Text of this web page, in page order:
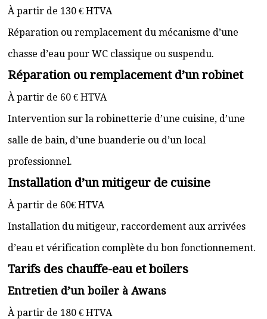
À partir de 130 € HTVA
Réparation ou remplacement du mécanisme d’une
chasse d’eau pour WC classique ou suspendu.
Réparation ou remplacement d’un robinet
À partir de 60 € HTVA
Intervention sur la robinetterie d’une cuisine, d’une
salle de bain, d’une buanderie ou d’un local
professionnel.
Installation d’un mitigeur de cuisine
À partir de 60€ HTVA
Installation du mitigeur, raccordement aux arrivées
d’eau et vérification complète du bon fonctionnement.
Tarifs des chauffe-eau et boilers
Entretien d’un boiler à Awans
À partir de 180 € HTVA